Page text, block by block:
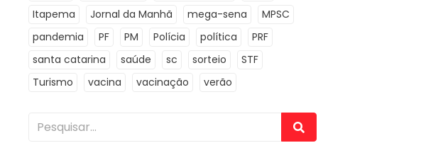
Itapema
Jornal da Manhã mega-sena
MPSC
pandemia
PF PM Polícia política
PRF
santa catarina
saúde sc sorteio
STF
Turismo
vacina vacinação verão